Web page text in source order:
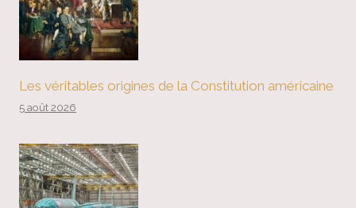
Les véritables origines de la Constitution américaine
5 août 2026